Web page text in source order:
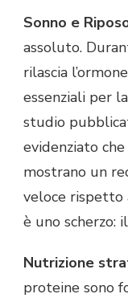
Sonno e
assoluto.
rilascia
essenziali per la
studio
evidenziato
mostrano un
veloce rispetto
è uno scherzo:
Nutrizione
proteine sono